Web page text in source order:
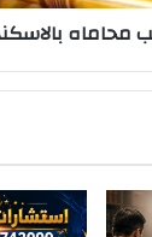
محاماه